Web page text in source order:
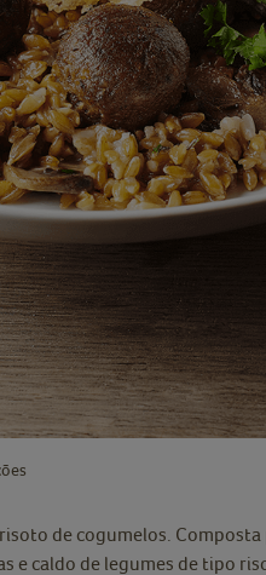
de cogumelos.
e caldo de legumes de tipo